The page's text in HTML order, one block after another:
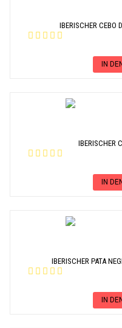
IBERISCHER CEBO
IN
IBERISCHER
IN
IBERISCHER PATA
IN